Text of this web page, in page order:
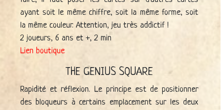
ayant soit le même chiffre, soit la même forme, soit
la même couleur. Attention, jeu très addictif !
2 joueurs, 6 ans et +, 2 min
Lien boutique
THE GENIUS SQUARE
Rapidité et réflexion. Le principe est de positionner
des bloqueurs à certains emplacement sur les deux